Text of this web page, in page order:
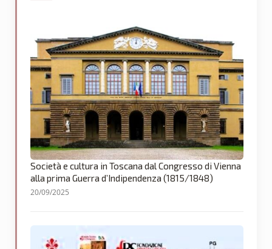
Società e cultura in Toscana dal Congresso di Vienna
alla prima Guerra d’Indipendenza (1815/1848)
20/09/2025